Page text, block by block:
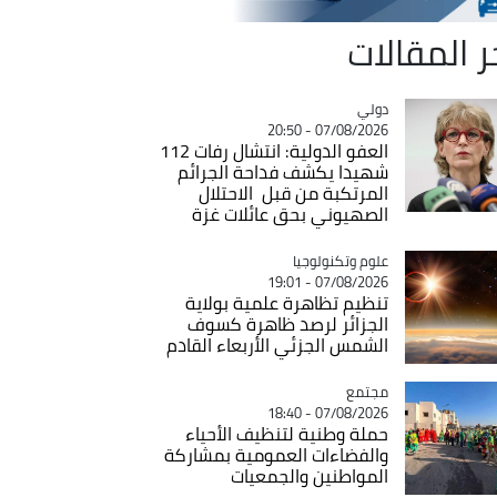
المقالات
Catégorie
دولي
07/08/2026 - 20:50
العفو الدولية: انتشال رفات 112
شهيدا يكشف فداحة الجرائم
المرتكبة من قبل الاحتلال
الصهيوني بحق عائلات غزة
Catégorie
علوم وتكنولوجيا
07/08/2026 - 19:01
تنظيم تظاهرة علمية بولاية
الجزائر لرصد ظاهرة كسوف
الشمس الجزئي الأربعاء القادم
Catégorie
مجتمع
07/08/2026 - 18:40
حملة وطنية لتنظيف الأحياء
والفضاءات العمومية بمشاركة
المواطنين والجمعيات